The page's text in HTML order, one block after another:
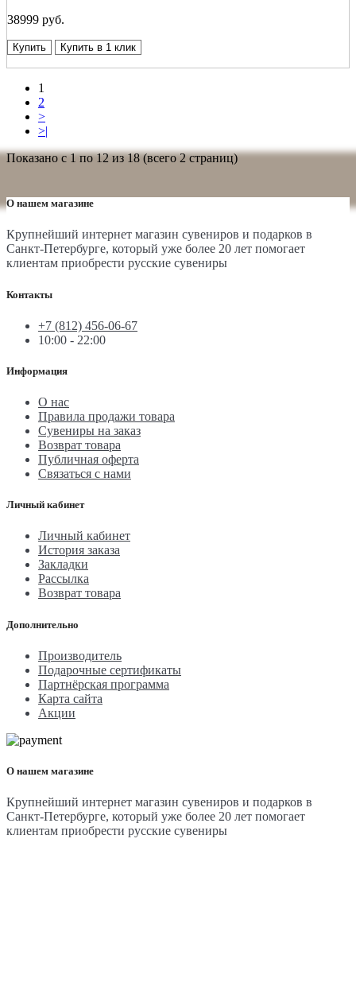
38999 руб.
Купить Купить в 1 клик
1
2
>
>|
Показано с 1 по 12 из 18 (всего 2 страниц)
О нашем магазине
Крупнейший интернет магазин сувениров и подарков в
Санкт-Петербурге, который уже более 20 лет помогает
клиентам приобрести русские сувениры
Контакты
+7 (812) 456-06-67
10:00 - 22:00
Информация
О нас
Правила продажи товара
Сувениры на заказ
Возврат товара
Публичная оферта
Связаться с нами
Личный кабинет
Личный кабинет
История заказа
Закладки
Рассылка
Возврат товара
Дополнительно
Производитель
Подарочные сертификаты
Партнёрская программа
Карта сайта
Акции
О нашем магазине
Крупнейший интернет магазин сувениров и подарков в
Санкт-Петербурге, который уже более 20 лет помогает
клиентам приобрести русские сувениры